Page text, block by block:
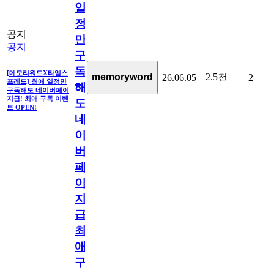
공지
공지
[메모리워드X타임스
프레드] 최애 일정만
구독해도 네이버페이
지급! 최애 구독 이벤
트 OPEN!
일
정
만
구
독
해
도
네
이
버
페
이
지
급!
최
애
구
memoryword 26.06.05 2.5천 2